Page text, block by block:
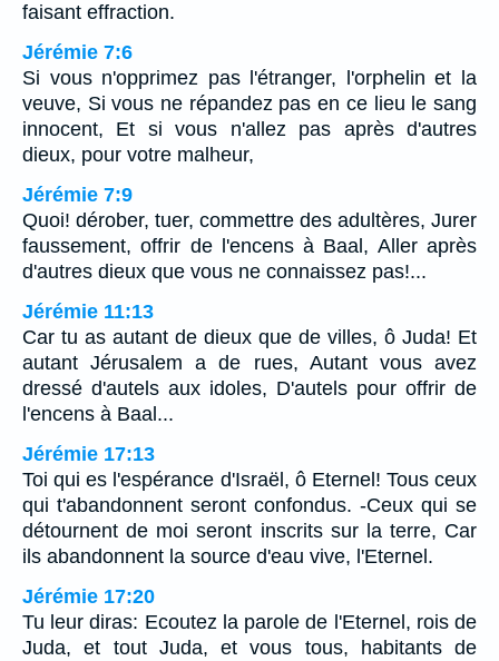
faisant effraction.
Jérémie 7:6
Si vous n'opprimez pas l'étranger, l'orphelin et la
veuve, Si vous ne répandez pas en ce lieu le sang
innocent, Et si vous n'allez pas après d'autres
dieux, pour votre malheur,
Jérémie 7:9
Quoi! dérober, tuer, commettre des adultères, Jurer
faussement, offrir de l'encens à Baal, Aller après
d'autres dieux que vous ne connaissez pas!...
Jérémie 11:13
Car tu as autant de dieux que de villes, ô Juda! Et
autant Jérusalem a de rues, Autant vous avez
dressé d'autels aux idoles, D'autels pour offrir de
l'encens à Baal...
Jérémie 17:13
Toi qui es l'espérance d'Israël, ô Eternel! Tous ceux
qui t'abandonnent seront confondus. -Ceux qui se
détournent de moi seront inscrits sur la terre, Car
ils abandonnent la source d'eau vive, l'Eternel.
Jérémie 17:20
Tu leur diras: Ecoutez la parole de l'Eternel, rois de
Juda, et tout Juda, et vous tous, habitants de